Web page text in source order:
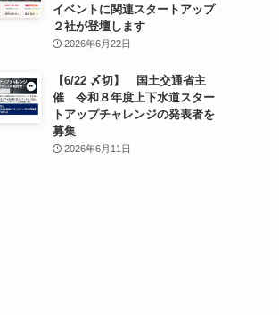
イベントに関連スタートアップ
２社が登壇します
2026年6月22日
【6/22 〆切】 国土交通省主
催 令和８年度上下水道スター
トアップチャレンジの発表者を
募集
2026年6月11日